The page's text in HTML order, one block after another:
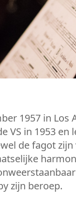
1957 in
VS in 1953
de fagot
zijn beroep.